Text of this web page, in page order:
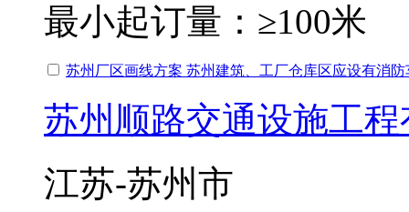
最小起订量： ≥100米
苏州厂区画线方案 苏州建筑、工厂仓库区应设有消
苏州顺路交通设施工
江苏-苏州市